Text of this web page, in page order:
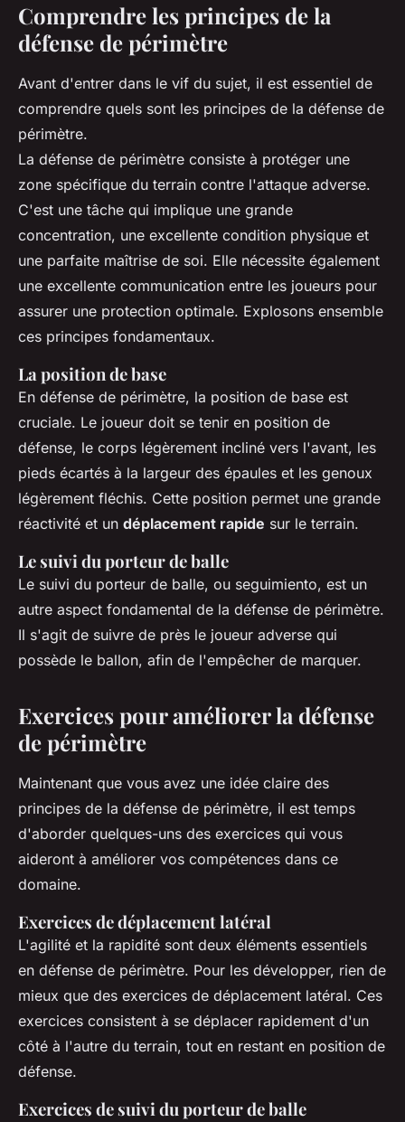
Comprendre les principes de la
défense de périmètre
Avant d'entrer dans le vif du sujet, il est essentiel de
comprendre quels sont les principes de la défense de
périmètre.
La défense de périmètre consiste à protéger une
zone spécifique du terrain contre l'attaque adverse.
C'est une tâche qui implique une grande
concentration, une excellente condition physique et
une parfaite maîtrise de soi. Elle nécessite également
une excellente communication entre les joueurs pour
assurer une protection optimale. Explosons ensemble
ces principes fondamentaux.
La position de base
En défense de périmètre, la position de base est
cruciale. Le joueur doit se tenir en position de
défense, le corps légèrement incliné vers l'avant, les
pieds écartés à la largeur des épaules et les genoux
légèrement fléchis. Cette position permet une grande
réactivité et un déplacement rapide sur le terrain.
Le suivi du porteur de balle
Le suivi du porteur de balle, ou seguimiento, est un
autre aspect fondamental de la défense de périmètre.
Il s'agit de suivre de près le joueur adverse qui
possède le ballon, afin de l'empêcher de marquer.
Exercices pour améliorer la défense
de périmètre
Maintenant que vous avez une idée claire des
principes de la défense de périmètre, il est temps
d'aborder quelques-uns des exercices qui vous
aideront à améliorer vos compétences dans ce
domaine.
Exercices de déplacement latéral
L'agilité et la rapidité sont deux éléments essentiels
en défense de périmètre. Pour les développer, rien de
mieux que des exercices de déplacement latéral. Ces
exercices consistent à se déplacer rapidement d'un
côté à l'autre du terrain, tout en restant en position de
défense.
Exercices de suivi du porteur de balle